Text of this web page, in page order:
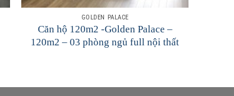
GOLDEN PALACE
Căn hộ 120m2 -Golden Palace –
120m2 – 03 phòng ngủ full nội thất